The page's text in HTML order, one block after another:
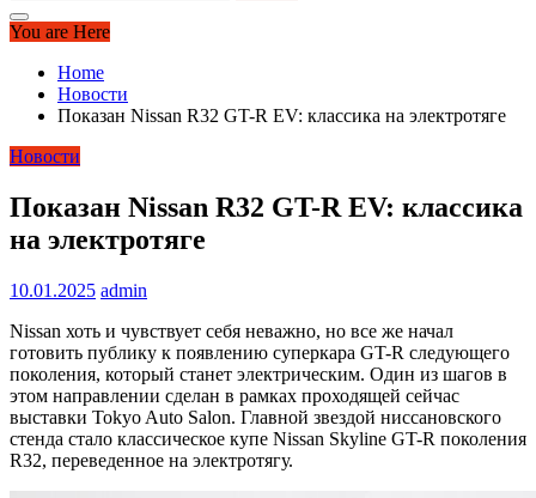
You are Here
Home
Новости
Показан Nissan R32 GT-R EV: классика на электротяге
Новости
Показан Nissan R32 GT-R EV: классика
на электротяге
10.01.2025 admin
Nissan хоть и чувствует себя неважно, но все же начал
готовить публику к появлению суперкара GT-R следующего
поколения, который станет электрическим. Один из шагов в
этом направлении сделан в рамках проходящей сейчас
выставки Tokyo Auto Salon. Главной звездой ниссановского
стенда стало классическое купе Nissan Skyline GT-R поколения
R32, переведенное на электротягу.